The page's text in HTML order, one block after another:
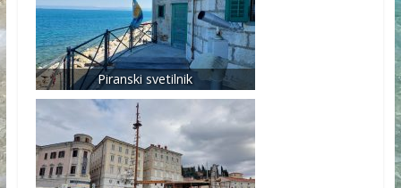
Piranski svetilnik